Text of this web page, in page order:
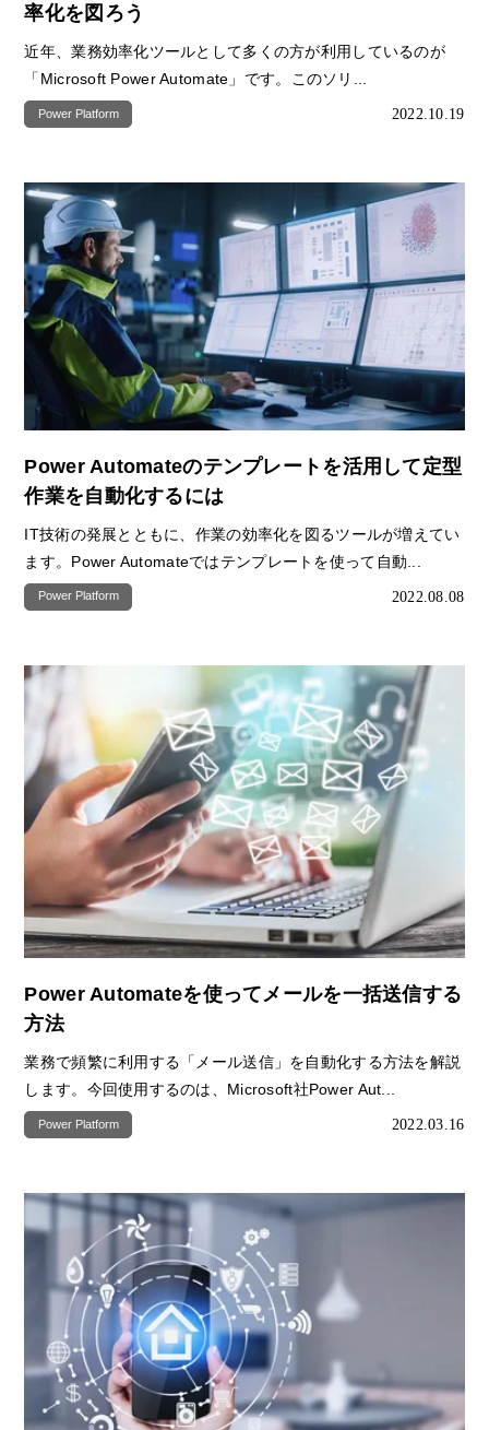
率化を図ろう
近年、業務効率化ツールとして多くの方が利用しているのが
「Microsoft Power Automate」です。このソリ...
Power Platform 2022.10.19
Power Automateのテンプレートを活用して定型
作業を自動化するには
IT技術の発展とともに、作業の効率化を図るツールが増えてい
ます。Power Automateではテンプレートを使って自動...
Power Platform 2022.08.08
Power Automateを使ってメールを一括送信する
方法
業務で頻繁に利用する「メール送信」を自動化する方法を解説
します。今回使用するのは、Microsoft社Power Aut...
Power Platform 2022.03.16